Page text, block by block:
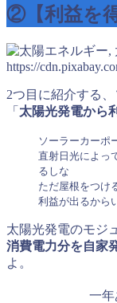
②【利益を
https://
2つ目に紹介する
「 太陽光発電から
ソーラーカーポ
直射日光によっ
るしな
ただ屋根をつけ
利益が出るから
太陽光発電のモジ
消費電力分を自家
よ。
一